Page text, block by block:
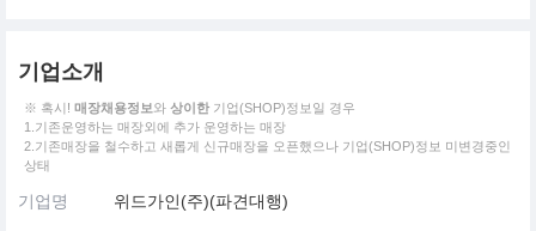
기업소개
※ 혹시! 매장채용정보와 상이한 기업(SHOP)정보일 경우
1.기존운영하는 매장외에 추가 운영하는 매장
2.기존매장을 철수하고 새롭게 신규매장을 오픈했으나 기업(SHOP)정보 미변경중인
상태
기업명 위드가인(주)(파견대행)